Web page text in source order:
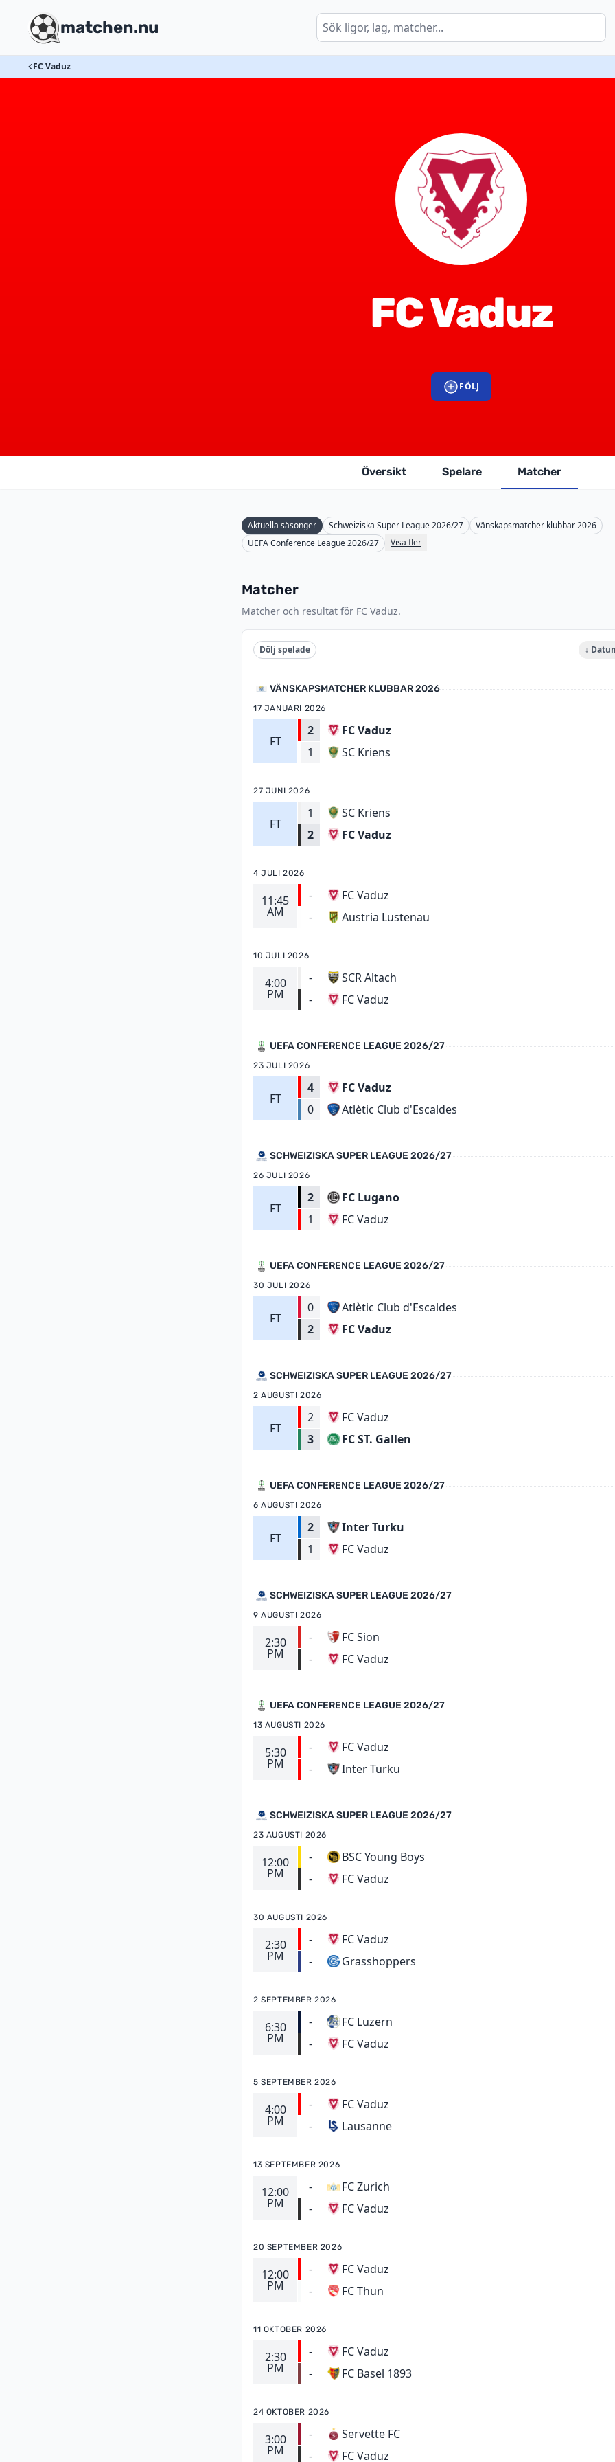
matchen.nu
FC Vaduz
FC Vaduz
FÖLJ
Översikt Spelare Matcher
Aktuella säsonger Schweiziska Super League 2026/27
Vänskapsmatcher klubbar 2026
UEFA Conference League 2026/27
Visa fler
Matcher
Matcher och resultat för FC Vaduz.
Dölj spelade ↓
VÄNSKAPSMATCHER KLUBBAR 2026
17 JANUARI 2026
FT
2
1
FC Vaduz
SC Kriens
27 JUNI 2026
FT
1
2
SC Kriens
FC Vaduz
4 JULI 2026
11:45
AM
-
-
FC Vaduz
Austria Lustenau
10 JULI 2026
4:00
PM
-
-
SCR Altach
FC Vaduz
UEFA CONFERENCE LEAGUE 2026/27
23 JULI 2026
FT
4
0
FC Vaduz
Atlètic Club d'Escaldes
SCHWEIZISKA SUPER LEAGUE 2026/27
26 JULI 2026
FT
2
1
FC Lugano
FC Vaduz
UEFA CONFERENCE LEAGUE 2026/27
30 JULI 2026
FT
0
2
Atlètic Club d'Escaldes
FC Vaduz
SCHWEIZISKA SUPER LEAGUE 2026/27
2 AUGUSTI 2026
FT
2
3
FC Vaduz
FC ST. Gallen
UEFA CONFERENCE LEAGUE 2026/27
6 AUGUSTI 2026
FT
2
1
Inter Turku
FC Vaduz
SCHWEIZISKA SUPER LEAGUE 2026/27
9 AUGUSTI 2026
2:30
PM
-
-
FC Sion
FC Vaduz
UEFA CONFERENCE LEAGUE 2026/27
13 AUGUSTI 2026
5:30
PM
-
-
FC Vaduz
Inter Turku
SCHWEIZISKA SUPER LEAGUE 2026/27
23 AUGUSTI 2026
12:00
PM
-
-
BSC Young Boys
FC Vaduz
30 AUGUSTI 2026
2:30
PM
-
-
FC Vaduz
Grasshoppers
2 SEPTEMBER 2026
6:30
PM
-
-
FC Luzern
FC Vaduz
5 SEPTEMBER 2026
4:00
PM
-
-
FC Vaduz
Lausanne
13 SEPTEMBER 2026
12:00
PM
-
-
FC Zurich
FC Vaduz
20 SEPTEMBER 2026
12:00
PM
-
-
FC Vaduz
FC Thun
11 OKTOBER 2026
2:30
PM
-
-
FC Vaduz
FC Basel 1893
24 OKTOBER 2026
3:00
PM
-
-
Servette FC
FC Vaduz